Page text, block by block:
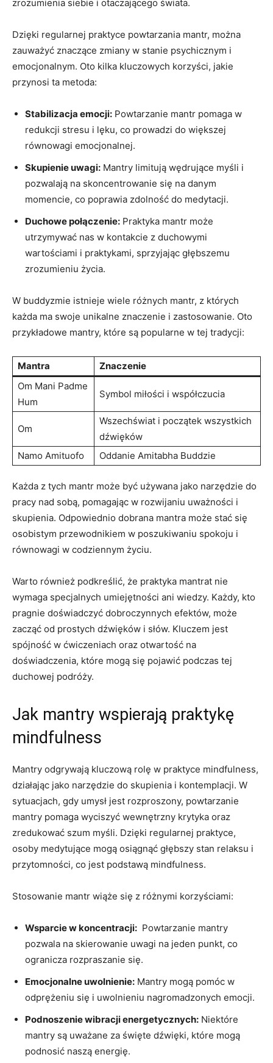
zrozumienia siebie⁢ i otaczającego świata.
Dzięki ‍regularnej praktyce powtarzania mantr, można
zauważyć znaczące zmiany w stanie ​psychicznym i
emocjonalnym. Oto kilka kluczowych‌ korzyści, jakie
przynosi ta ⁢metoda:
Stabilizacja emocji: Powtarzanie mantr pomaga w
redukcji stresu i lęku, co prowadzi do⁣ większej
równowagi emocjonalnej.
Skupienie uwagi: Mantry limitują wędrujące myśli i‍
pozwalają ⁣na‌ skoncentrowanie się ​na danym
momencie, co poprawia zdolność do medytacji.
Duchowe ⁣połączenie: Praktyka mantr może
utrzymywać nas ⁤w kontakcie z duchowymi
wartościami i praktykami, sprzyjając ⁢głębszemu
zrozumieniu życia.
W buddyzmie istnieje wiele różnych mantr, z których
każda ma swoje unikalne znaczenie i zastosowanie. Oto
przykładowe mantry, które są popularne w tej tradycji:
Mantra
Znaczenie
Om Mani Padme
Hum
Symbol miłości i współczucia
Om
Wszechświat i początek wszystkich⁣
dźwięków
Namo Amituofo
Oddanie⁣ Amitabha Buddzie
Każda z tych mantr ⁢może być używana jako narzędzie do
pracy nad sobą, ⁣pomagając w rozwijaniu ​uważności i
skupienia. Odpowiednio dobrana mantra może stać się
osobistym przewodnikiem w poszukiwaniu spokoju i
równowagi w codziennym życiu.
Warto ⁢również podkreślić, że praktyka mantrat nie‍
wymaga specjalnych umiejętności ani ‌wiedzy. Każdy, kto
pragnie⁤ doświadczyć dobroczynnych efektów, może
zacząć od prostych dźwięków i słów. Kluczem jest
spójność w ćwiczeniach oraz otwartość na
doświadczenia, ‍które mogą się pojawić podczas tej
duchowej podróży.
Jak mantry wspierają praktykę
mindfulness
Mantry odgrywają kluczową rolę w praktyce mindfulness,
działając ​jako narzędzie do⁤ skupienia i kontemplacji. ​W
sytuacjach, ‍gdy umysł jest rozproszony, powtarzanie
mantry pomaga wyciszyć wewnętrzny krytyka oraz
zredukować szum myśli. Dzięki regularnej praktyce,
osoby medytujące mogą osiągnąć głębszy stan relaksu i
przytomności, co jest podstawą mindfulness.
Stosowanie mantr wiąże ⁢się z różnymi korzyściami:
Wsparcie w koncentracji: ⁤ Powtarzanie mantry
pozwala na skierowanie ⁢uwagi na jeden punkt, co⁤
ogranicza rozpraszanie się.
Emocjonalne‌ uwolnienie: Mantry mogą pomóc w
odprężeniu się i uwolnieniu nagromadzonych emocji.
Podnoszenie wibracji energetycznych: Niektóre
mantry ⁣są⁣ uważane za święte dźwięki, które mogą
podnosić naszą‍ energię.